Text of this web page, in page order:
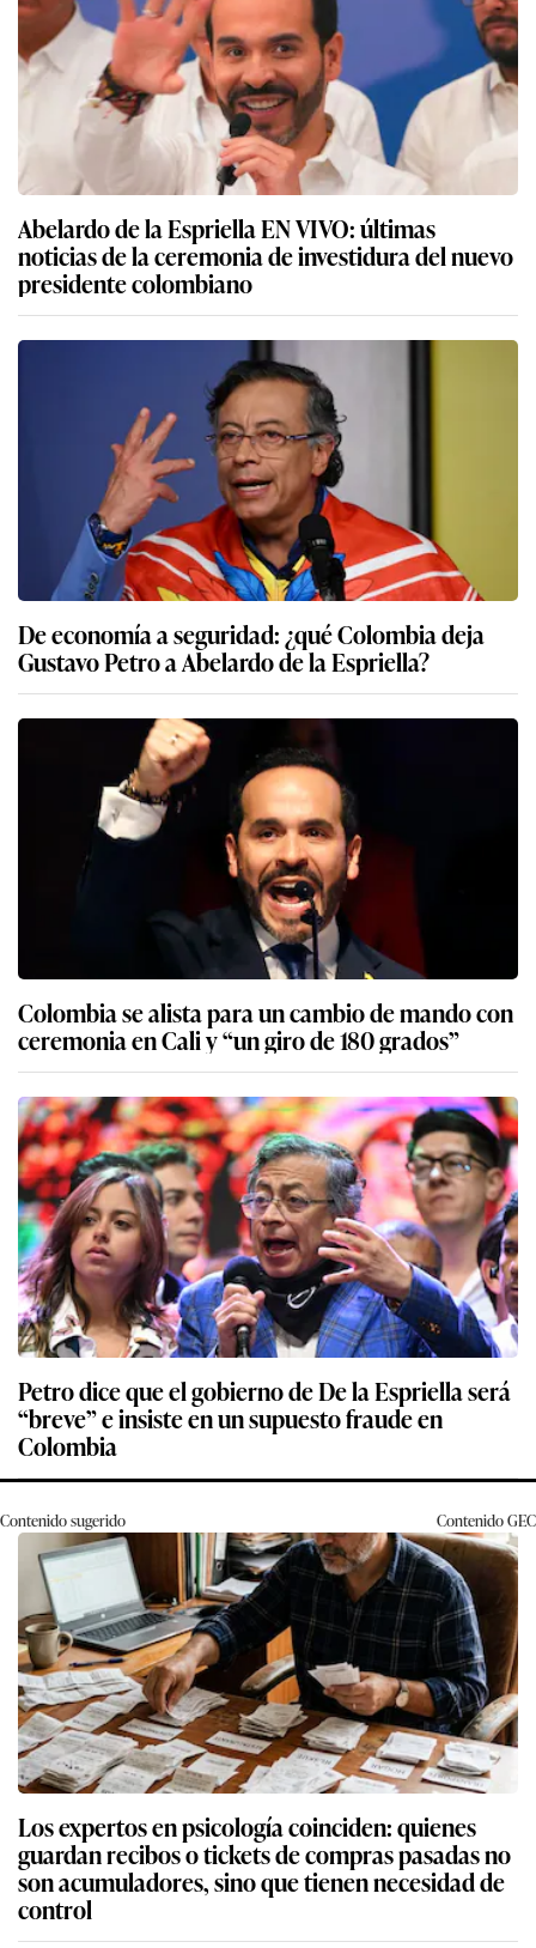
Abelardo de la Espriella EN VIVO: últimas
noticias de la ceremonia de investidura del nuevo
presidente colombiano
De economía a seguridad: ¿qué Colombia deja
Gustavo Petro a Abelardo de la Espriella?
Colombia se alista para un cambio de mando con
ceremonia en Cali y “un giro de 180 grados”
Petro dice que el gobierno de De la Espriella será
“breve” e insiste en un supuesto fraude en
Colombia
Contenido sugerido ContenidoGEC
Los expertos en psicología coinciden: quienes
guardan recibos o tickets de compras pasadas no
son acumuladores, sino que tienen necesidad de
control